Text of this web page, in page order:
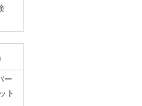
ー
ト